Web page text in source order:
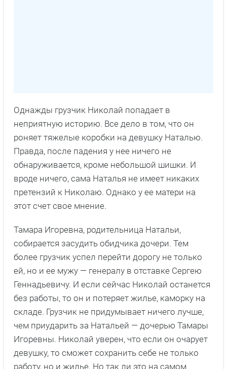
Однажды грузчик Николай попадает в
неприятную историю. Все дело в том, что он
роняет тяжелые коробки на девушку Наталью.
Правда, после падения у нее ничего не
обнаруживается, кроме небольшой шишки. И
вроде ничего, сама Наталья не имеет никаких
претензий к Николаю. Однако у ее матери на
этот счет свое мнение.
Тамара Игоревна, родительница Натальи,
собирается засудить обидчика дочери. Тем
более грузчик успел перейти дорогу не только
ей, но и ее мужу — генералу в отставке Сергею
Геннадьевичу. И если сейчас Николай останется
без работы, то он и потеряет жилье, каморку на
складе. Грузчик не придумывает ничего лучше,
чем приударить за Натальей — дочерью Тамары
Игоревны. Николай уверен, что если он очарует
девушку, то сможет сохранить себе не только
работу, но и жилье. Но так ли это на самом